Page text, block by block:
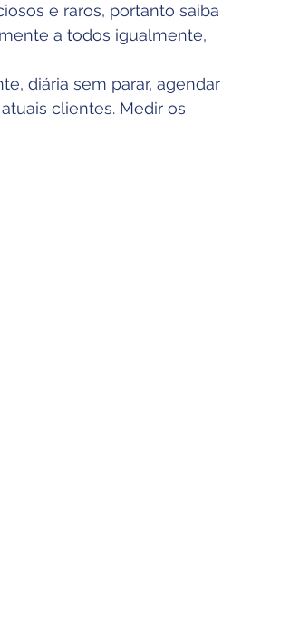
e raros, portanto saiba
a todos igualmente,
diária sem parar, agendar
clientes. Medir os